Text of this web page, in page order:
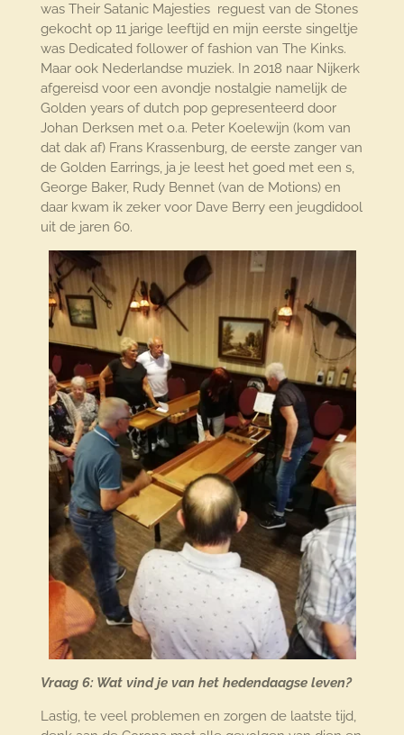
was Their Satanic Majesties reguest van de Stones
gekocht op 11 jarige leeftijd en mijn eerste singeltje
was Dedicated follower of fashion van The Kinks.
Maar ook Nederlandse muziek. In 2018 naar Nijkerk
afgereisd voor een avondje nostalgie namelijk de
Golden years of dutch pop gepresenteerd door
Johan Derksen met o.a. Peter Koelewijn (kom van
dat dak af) Frans Krassenburg, de eerste zanger van
de Golden Earrings, ja je leest het goed met een s,
George Baker, Rudy Bennet (van de Motions) en
daar kwam ik zeker voor Dave Berry een jeugdidool
uit de jaren 60.
Vraag 6: Wat vind je van het hedendaagse leven?
Lastig, te veel problemen en zorgen de laatste tijd,